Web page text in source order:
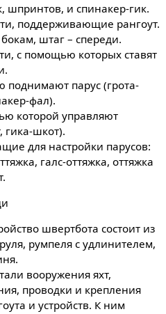
шпринтов, и спинакер-гик.
поддерживающие рангоут.
штаг – спереди.
с помощью которых ставят
поднимают парус (грота-
фал).
которой управляют
гика-шкот).
для настройки парусов:
галс-оттяжка, оттяжка
швертбота состоит из
румпеля с удлинителем,
вооружения яхт,
проводки и крепления
и устройств. К ним